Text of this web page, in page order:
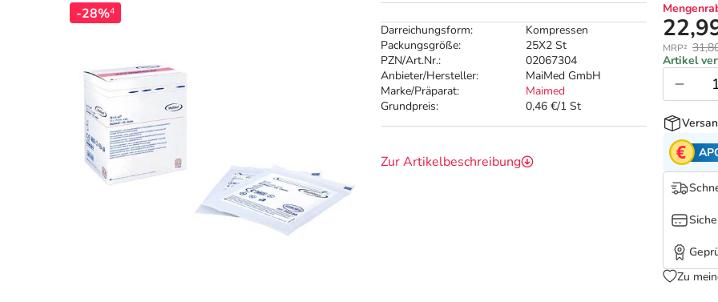
-28%4
Darreichungsform:
Kompressen
Packungsgröße:
25X2 St
PZN/Art.Nr.:
02067304
Anbieter/Hersteller:
MaiMed GmbH
Marke/Präparat:
Maimed
Grundpreis:
0,46 €/1 St
Zur Artikelbeschreibung
MRP²
Artikel
Zu